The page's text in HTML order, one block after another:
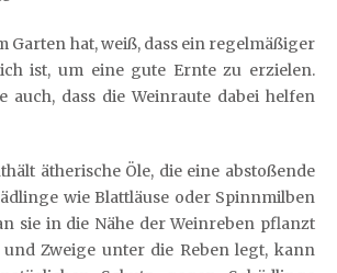
Garten hat, weiß, dass ein regelmäßiger
ist, um eine gute Ernte zu erzielen.
auch, dass die Weinraute dabei helfen
ätherische Öle, die eine abstoßende
wie Blattläuse oder Spinnmilben
sie in die Nähe der Weinreben pflanzt
Zweige unter die Reben legt, kann